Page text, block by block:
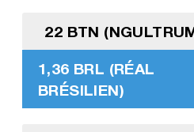
22 BTN
1,36 BRL (RÉAL
BRÉSILIEN)